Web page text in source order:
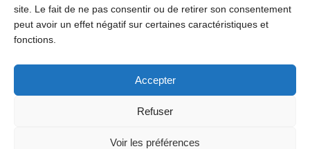
site. Le fait de ne pas consentir ou de retirer son consentement
peut avoir un effet négatif sur certaines caractéristiques et
fonctions.
Accepter
Refuser
Voir les préférences
Seniors
Commerce